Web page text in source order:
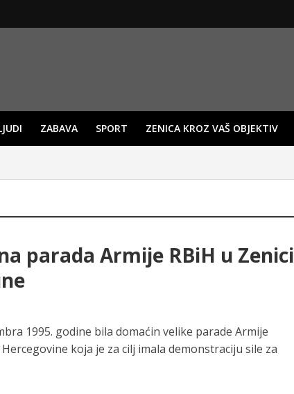
ZABAVA SPORT ZENICA KROZ VAŠ OBJEKTIV
parada Armije RBiH u Zenici
1995. godine bila domaćin velike parade Armije
koja je za cilj imala demonstraciju sile za